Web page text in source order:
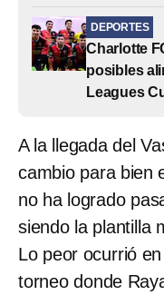
DEPORTES
Charlotte
posibles
Leagues
A la llegada del
cambio para bien
no ha logrado
siendo la plantilla
Lo peor ocurrió
torneo donde